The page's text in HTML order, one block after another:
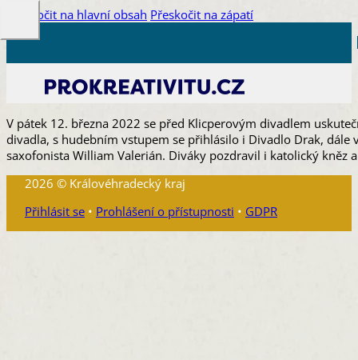
Přeskočit na hlavní obsah Přeskočit na zápatí
V pátek 12. března 2022 se před Klicperovým divadlem
divadla, s hudebním vstupem se přihlásilo i Divadlo Drak, dále
saxofonista William Valerián. Diváky pozdravil i katolický kněz
2026 © Královéhradecký kraj
Přihlásit se• Prohlášení o přístupnosti • GDPR